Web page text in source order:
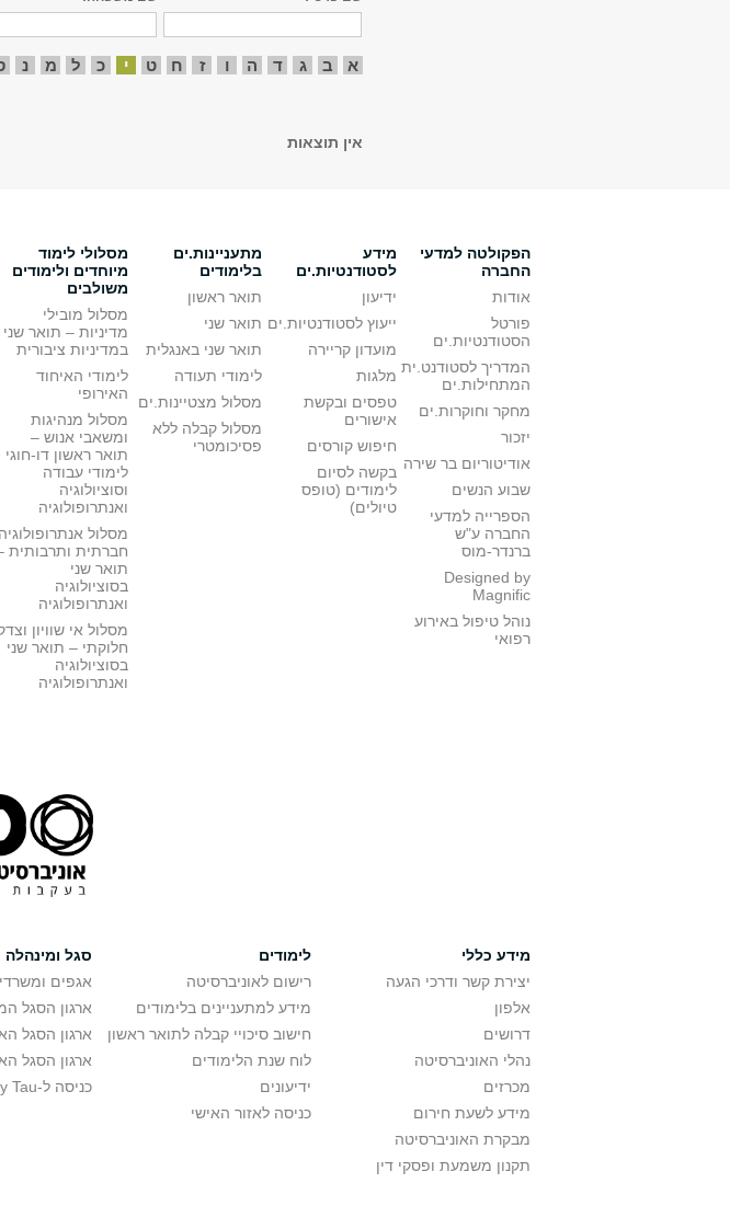
א ב ג ד ה ו ז ח ט י כ ל מ נ
אין תוצאות
הפקולטה למדעי
החברה
אודות
פורטל
הסטודנטיות.ים
המדריך לסטודנט.ית
המתחילות.ים
מחקר וחוקרות.ים
יזכור
אודיטוריום בר שירה
שבוע הנשים
הספרייה למדעי
החברה ע"ש
ברנדר-מוס
Designed by
Magnific
נוהל טיפול באירוע
רפואי
מידע
לסטודנטיות.ים
ידיעון
ייעוץ לסטודנטיות.ים
מועדון קריירה
מלגות
טפסים ובקשת
אישורים
חיפוש קורסים
בקשה לסיום
לימודים (טופס
טיולים)
מתעניינות.ים
בלימודים
תואר ראשון
תואר שני
תואר שני באנגלית
לימודי תעודה
מסלול מצטיינות.ים
מסלול קבלה ללא
פסיכומטרי
מסלולי לימוד
מיוחדים ולימודים
משולבים
מסלול מובילי
מדיניות – תואר שני
במדיניות ציבורית
לימודי האיחוד
האירופי
מסלול מנהיגות
ומשאבי אנוש –
תואר ראשון דו-חוגי
לימודי עבודה
וסוציולוגיה
ואנתרופולוגיה
מסלול אנתרופולוגיה
חברתית ותרבותית
תואר שני
בסוציולוגיה
ואנתרופולוגיה
מסלול אי שוויון
חלוקתי – תואר שני
בסוציולוגיה
ואנתרופולוגיה
מידע כללי
יצירת קשר ודרכי הגעה
אלפון
דרושים
נהלי האוניברסיטה
מכרזים
מידע לשעת חירום
מבקרת האוניברסיטה
תקנון משמעת ופסקי דין
לימודים
רישום לאוניברסיטה
מידע למתעניינים בלימודים
חישוב סיכויי קבלה לתואר ראשון
לוח שנת הלימודים
ידיעונים
כניסה לאזור האישי
סגל ומינהלה
אגפים
ארגון הסגל
ארגון הסגל
ארגון הסגל
כניסה ל-My Tau